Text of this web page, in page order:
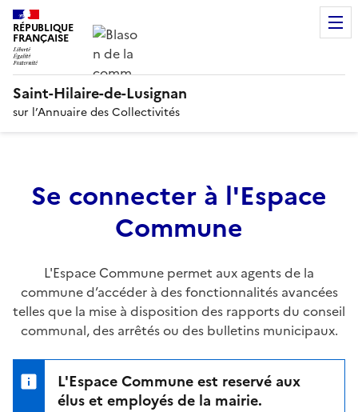
RÉPUBLIQUE
FRANÇAISE
Saint-Hilaire-de-Lusignan
sur l’Annuaire des Collectivités
Se connecter à l'Espace
Commune
L'Espace Commune permet aux agents de la
commune d’accéder à des fonctionnalités avancées
telles que la mise à disposition des rapports du conseil
communal, des arrêtés ou des bulletins municipaux.
L'Espace Commune est reservé aux
élus et employés de la mairie.